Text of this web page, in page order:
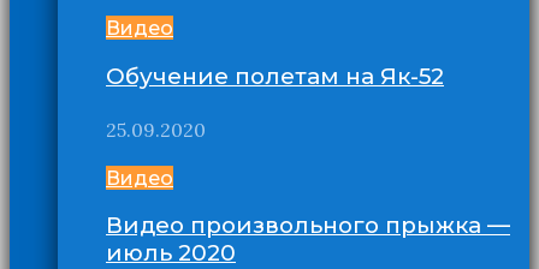
Видео
Обучение полетам на Як-52
25.09.2020
Видео
Видео произвольного прыжка —
июль 2020